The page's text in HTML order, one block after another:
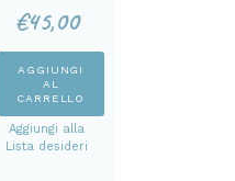
€45,00
AGGIUNGI
AL
CARRELLO
Aggiungi alla
Lista desideri